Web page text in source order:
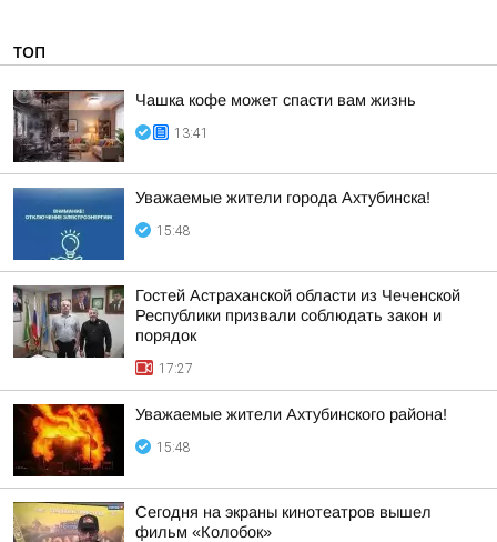
ТОП
Чашка кофе может спасти вам жизнь
13:41
Уважаемые жители города Ахтубинска!
15:48
Гостей Астраханской области из Чеченской
Республики призвали соблюдать закон и
порядок
17:27
Уважаемые жители Ахтубинского района!
15:48
Сегодня на экраны кинотеатров вышел
фильм «Колобок»